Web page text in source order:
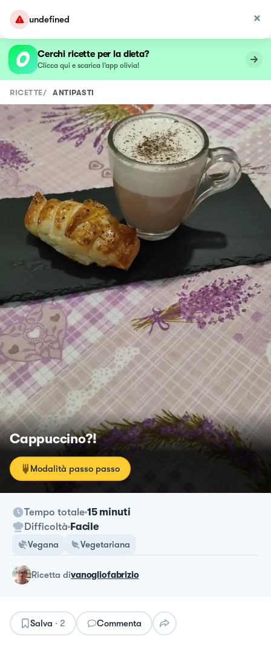
undefined
Cerchi ricette per la dieta?
Clicca qui e scarica l’app olivia!
RICETTE/ ANTIPASTI
Cappuccino?!
Modalità passo passo
Tempo totale 15 minuti
Difficoltà Facile
Vegana Vegetariana
ricetta divanogliofabrizio
Salva · 2 Commenta